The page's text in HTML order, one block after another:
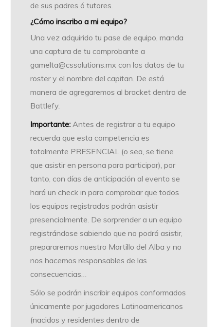
de sus padres ó tutores.
¿Cómo inscribo a mi equipo?
Una vez adquirido tu pase de equipo, manda
una captura de tu comprobante a
gamelta@cssolutions.mx con los datos de tu
roster y el nombre del capitan. De está
manera de agregaremos al bracket dentro de
Battlefy.
Importante: Antes de registrar a tu equipo
recuerda que esta competencia es
totalmente PRESENCIAL (o sea, se tiene
que asistir en persona para participar), por
tanto, con días de anticipación al evento se
hará un check in para comprobar que todos
los equipos registrados podrán asistir
presencialmente. De sorprender a un equipo
registrándose sabiendo que no podrá asistir,
prepararemos nuestro Martillo del Alba y no
nos hacemos responsables de las
consecuencias…
Sólo se podrán inscribir equipos conformados
únicamente por jugadores Latinoamericanos
(nacidos y residentes dentro de